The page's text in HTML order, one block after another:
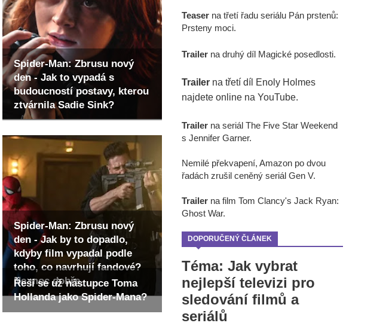
Spider-Man: Zbrusu nový
den - Jak to vypadá s
budoucností postavy, kterou
ztvárnila Sadie Sink?
Spider-Man: Zbrusu nový
den - Jak by to dopadlo,
kdyby film vypadal podle
toho, co navrhují fandové?
Ne moc dobře
Řeší se už nástupce Toma
Hollanda jako Spider-Mana?
Teaser na třetí řadu seriálu Pán prstenů:
Prsteny moci.
Trailer na druhý díl Magické posedlosti.
Trailer na třetí díl Enoly Holmes
najdete online na YouTube.
Trailer na seriál The Five Star Weekend
s Jennifer Garner.
Nemilé překvapení, Amazon po dvou
řadách zrušil ceněný seriál Gen V.
Trailer na film Tom Clancy's Jack Ryan:
Ghost War.
DOPORUČENÝ ČLÁNEK
Téma: Jak vybrat
nejlepší televizi pro
sledování filmů a
seriálů